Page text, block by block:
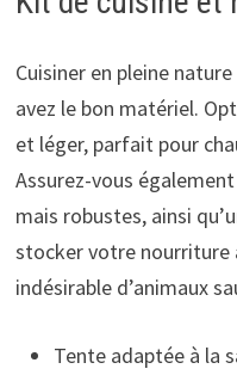
Cuisiner en pleine
avez le bon matériel.
et léger, parfait pour
Assurez-vous
mais robustes, ainsi
stocker votre nourriture
indésirable d’animaux
Tente adaptée à la